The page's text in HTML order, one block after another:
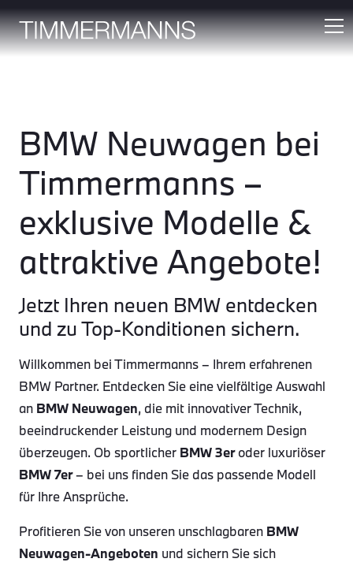
BMW Neuwagen bei
Timmermanns –
exklusive Modelle &
attraktive Angebote!
Jetzt Ihren neuen BMW entdecken
und zu Top-Konditionen sichern.
Willkommen bei Timmermanns – Ihrem erfahrenen
BMW Partner. Entdecken Sie eine vielfältige Auswahl
an BMW Neuwagen, die mit innovativer Technik,
beeindruckender Leistung und modernem Design
überzeugen. Ob sportlicher BMW 3eroder luxuriöser
BMW 7er– bei uns finden Sie das passende Modell
für Ihre Ansprüche.
Profitieren Sie von unseren unschlagbaren BMW
Neuwagen-Angeboten und sichern Sie sich